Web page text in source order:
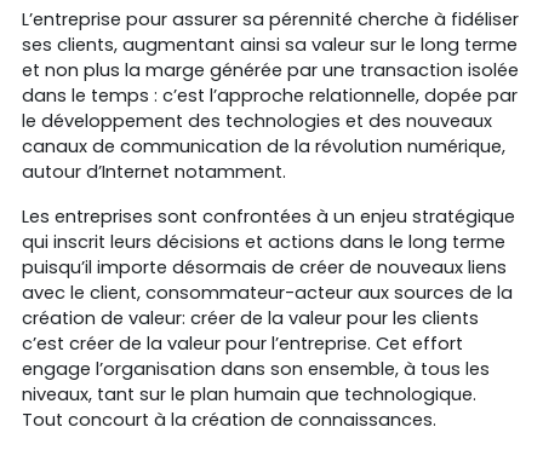
L’entreprise pour assurer sa pérennité cherche à fidéliser
ses clients, augmentant ainsi sa valeur sur le long terme
et non plus la marge générée par une transaction isolée
dans le temps : c’est l’approche relationnelle, dopée par
le développement des technologies et des nouveaux
canaux de communication de la révolution numérique,
autour d’Internet notamment.
Les entreprises sont confrontées à un enjeu stratégique
qui inscrit leurs décisions et actions dans le long terme
puisqu’il importe désormais de créer de nouveaux liens
avec le client, consommateur-acteur aux sources de la
création de valeur: créer de la valeur pour les clients
c’est créer de la valeur pour l’entreprise. Cet effort
engage l’organisation dans son ensemble, à tous les
niveaux, tant sur le plan humain que technologique.
Tout concourt à la création de connaissances.